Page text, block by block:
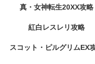
真・女神転生20XX攻略
紅白レスレリ攻略
スコット・ピルグリムEX